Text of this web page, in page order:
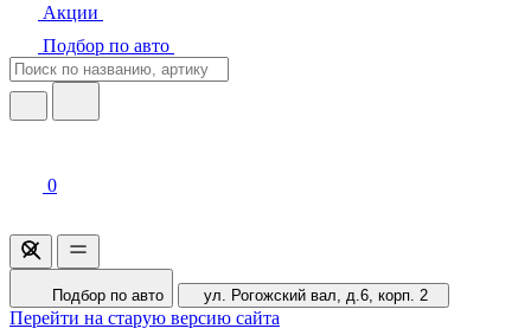
Акции
Подбор по авто
0
Подбор по авто ул. Рогожский вал, д.6, корп. 2
Перейти на старую версию сайта